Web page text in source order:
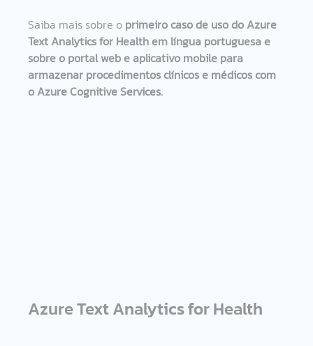
Saiba mais sobre o primeiro caso de uso do Azure
Text Analytics for Health em língua portuguesa e
sobre o portal web e aplicativo mobile para
armazenar procedimentos clínicos e médicos com
o Azure Cognitive Services.
Azure Text Analytics for Health